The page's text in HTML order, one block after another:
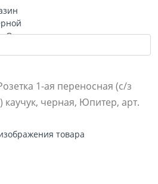
1-ая переносная (с/з
каучук, черная, Юпитер, арт.